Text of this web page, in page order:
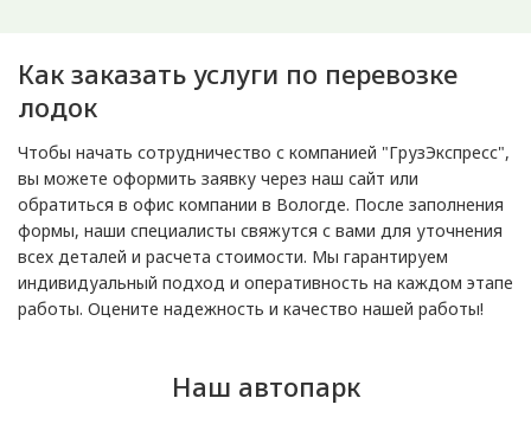
Как заказать услуги по перевозке
лодок
Чтобы начать сотрудничество с компанией "ГрузЭкспресс",
вы можете оформить заявку через наш сайт или
обратиться в офис компании в Вологде. После заполнения
формы, наши специалисты свяжутся с вами для уточнения
всех деталей и расчета стоимости. Мы гарантируем
индивидуальный подход и оперативность на каждом этапе
работы. Оцените надежность и качество нашей работы!
Наш автопарк